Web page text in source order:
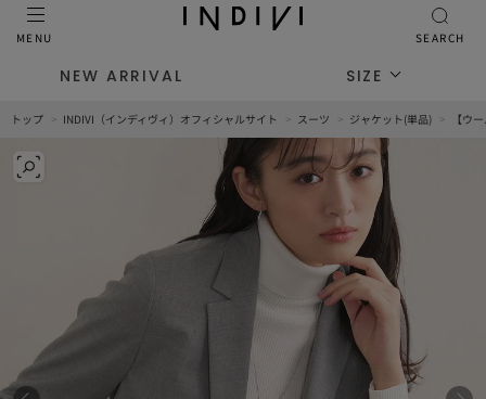
MENU SEARCH
NEW ARRIVAL SIZE
トップ INDIVI（インディヴィ）オフィシャルサイト スーツ ジャケット(単品) 【ウ